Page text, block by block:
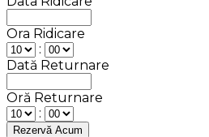
Ora Ridicare
:
Dată Returnare
Oră Returnare
: